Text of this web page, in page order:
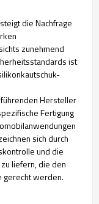
die Nachfrage
zunehmend
ist
Hersteller
Fertigung
sich durch
und die
liefern, die den
gerecht werden.